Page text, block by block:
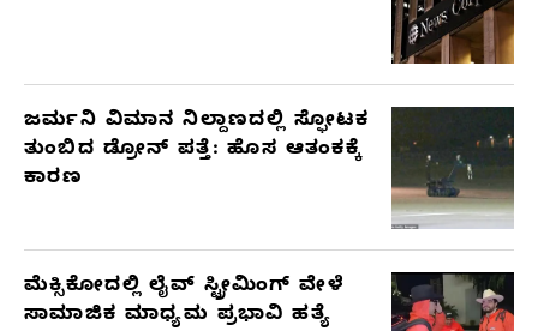
ಜರ್ಮನಿ ವಿಮಾನ ನಿಲ್ದಾಣದಲ್ಲಿ ಸ್ಫೋಟಕ
ತುಂಬಿದ ಡ್ರೋನ್ ಪತ್ತೆ: ಹೊಸ ಆತಂಕಕ್ಕೆ
ಕಾರಣ
ಮೆಕ್ಸಿಕೋದಲ್ಲಿ ಲೈವ್ ಸ್ಟ್ರೀಮಿಂಗ್ ವೇಳೆ
ಸಾಮಾಜಿಕ ಮಾಧ್ಯಮ ಪ್ರಭಾವಿ ಹತ್ಯೆ